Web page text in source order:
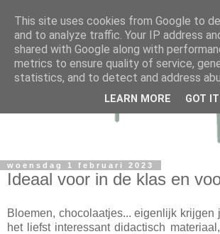
woensdag 1 februari 2023
Ideaal voor in de klas en
Bloemen, chocolaatjes... eigenlijk krijgen
het liefst interessant didactisch
This site uses cookies from Google to
and to analyze traffic. Your IP address
shared with Google along with
metrics to ensure quality of service,
statistics, and to detect and address
LEARN MORE GOT IT